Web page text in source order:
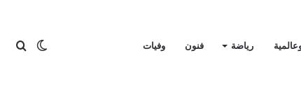
رياضة فنون وفيات الوضع